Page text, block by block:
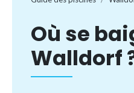
Où se
Walldorf